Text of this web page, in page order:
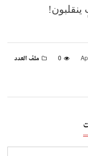
0 ملف العدد